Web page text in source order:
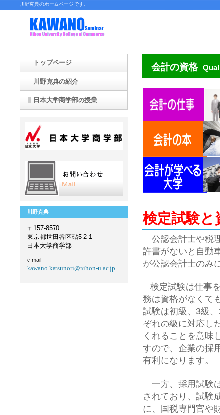
川野克典のホームページです。
会計の資格
検定試験と
公認会計士や税
許書がないと自動
が公認会計士のみ
検定試験は仕事
務は資格がなくて
試験は初級、3級
ぞれの級に対応し
くれることを意味
すので、企業の採
有利になります。
一方、採用試験
されており、試験
に、国税専門官や
トップページ
川野克典の紹介
日本大学商学部の授業
日本大学通信教育部の授業
法政大学大学院授業(閉講)
早稲田大学大学院授業(閉講)
川野克典
〒157-8570
東京都世田谷区砧5-2-1
日本大学商学部
e-mai
kawano.katsunori@nihon-u.ac.jp